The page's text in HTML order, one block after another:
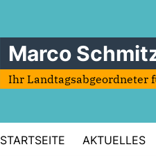
Marco
Ihr Landtagsabgeordneter
STARTSEITE AKTUELLES